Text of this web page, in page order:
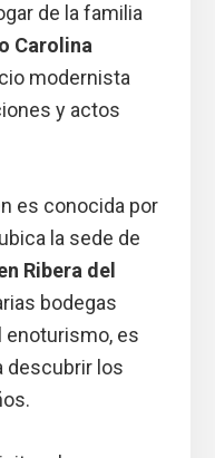
de la familia
Carolina
modernista
y actos
es conocida por
la sede de
Ribera del
bodegas
enoturismo, es
descubrir los